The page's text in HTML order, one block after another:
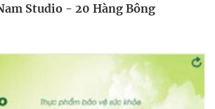
Studio - 20 Hàng Bông